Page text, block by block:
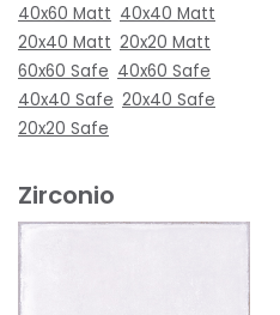
40x60 Matt 40x40 Matt
20x40 Matt 20x20 Matt
60x60 Safe 40x60 Safe
40x40 Safe 20x40 Safe
20x20 Safe
Zirconio